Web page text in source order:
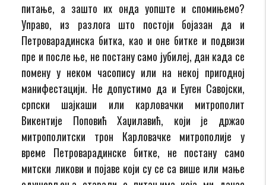
питање, а зашто их онда уопште и спомињемо?
Управо, из разлога што постоји бојазан да и
Петроварадинска битка, као и oне битке и подвизи
пре и после ње, не постану само јубилеј, дан када се
помену у неком часопису или на некој пригодној
манифестацији. Не допустимо да и Еуген Савојски,
српски шајкаши или карловачки митрополит
Викентије Поповић Хаџилавић, који је држао
митрополитски трон Карловачке митрополије у
време Петроварадинске битке, не постану само
митски ликови и појаве који су се са више или мање